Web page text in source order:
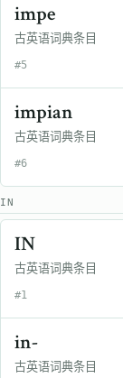
impe
古英语词典条目
#5
impian
古英语词典条目
#6
IN
IN
古英语词典条目
#1
in-
古英语词典条目